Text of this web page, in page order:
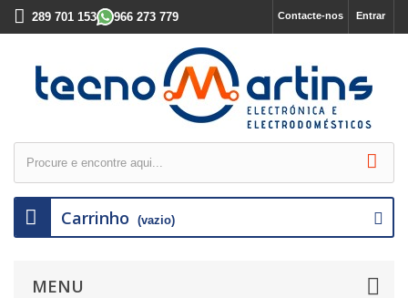
Entrar
Contacte-nos
289 701 153 966 273 779
Carrinho (vazio)
MENU